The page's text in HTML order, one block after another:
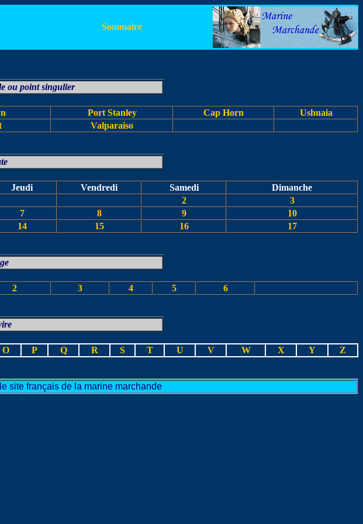
Sommaire
ou point singulier
Port Stanley Cap Horn
Ushuaia
Valparaiso
Jeudi Vendredi Samedi Dimanche
2
3
7 8 9
10
14 15 16 17
2 3 4 5 6
O P Q R S T U V W X Y Z
site français de la marine marchande